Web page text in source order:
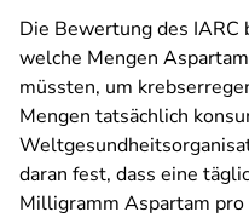
Die Bewertung des IARC
welche Mengen
müssten, um
Mengen tatsächlich
daran fest, dass eine
Milligramm Aspartam